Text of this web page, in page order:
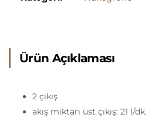
Ürün Açıklaması
2 çıkış
akış miktarı üst çıkış: 21 l/dk.